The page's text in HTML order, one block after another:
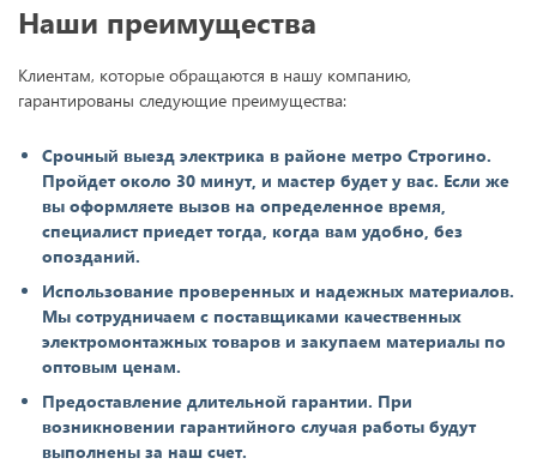
Наши преимущества
Клиентам, которые обращаются в нашу компанию,
гарантированы следующие преимущества:
Срочный выезд электрика в районе метро Строгино.
Пройдет около 30 минут, и мастер будет у вас. Если же
вы оформляете вызов на определенное время,
специалист приедет тогда, когда вам удобно, без
опозданий.
Использование проверенных и надежных материалов.
Мы сотрудничаем с поставщиками качественных
электромонтажных товаров и закупаем материалы по
оптовым ценам.
Предоставление длительной гарантии. При
возникновении гарантийного случая работы будут
выполнены за наш счет.